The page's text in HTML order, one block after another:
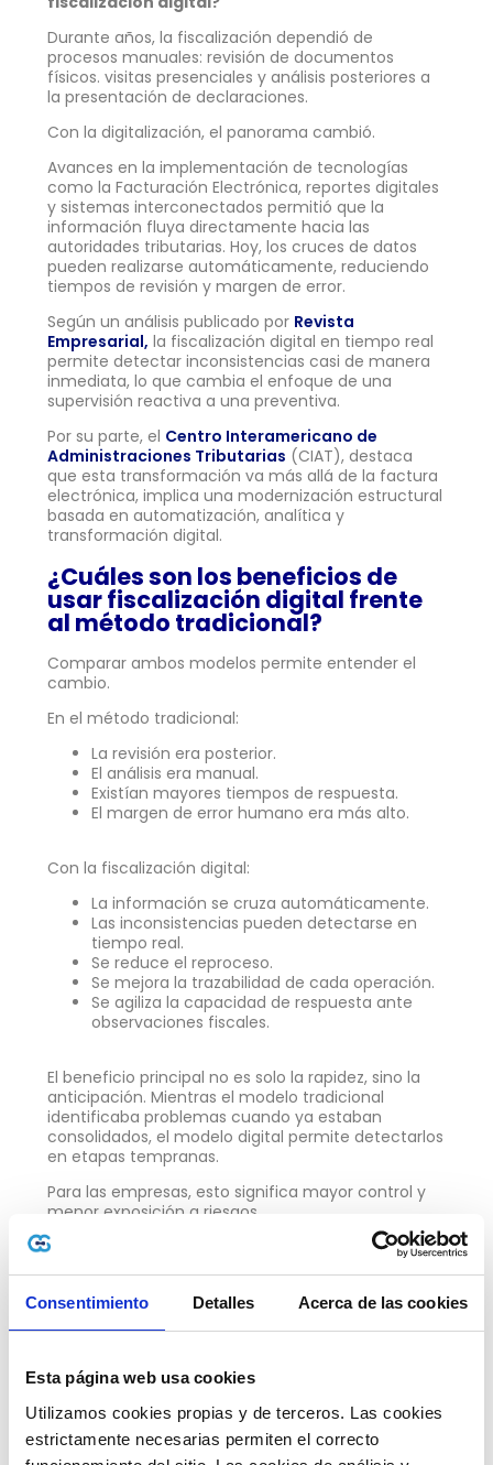
Consentimiento Detalles Acerca de las cookies
Esta página web usa cookies
Utilizamos cookies propias y de terceros. Las cookies
estrictamente necesarias permiten el correcto
Durante años, la fiscalización dependió de
procesos manuales: revisión de documentos
físicos. visitas presenciales y análisis posteriores a
la presentación de declaraciones.
Con la digitalización, el panorama cambió.
Avances en la implementación de tecnologías
como la Facturación Electrónica, reportes digitales
y sistemas interconectados permitió que la
información fluya directamente hacia las
autoridades tributarias. Hoy, los cruces de datos
pueden realizarse automáticamente, reduciendo
tiempos de revisión y margen de error.
Según un análisis publicado por Revista
Empresarial, la fiscalización digital en tiempo real
permite detectar inconsistencias casi de manera
inmediata, lo que cambia el enfoque de una
supervisión reactiva a una preventiva.
Por su parte, el Centro Interamericano de
Administraciones Tributarias (CIAT), destaca
que esta transformación va más allá de la factura
electrónica, implica una modernización estructural
basada en automatización, analítica y
transformación digital.
¿Cuáles son los beneficios de
usar fiscalización digital frente
al método tradicional?
Comparar ambos modelos permite entender el
cambio.
En el método tradicional:
La revisión era posterior.
El análisis era manual.
Existían mayores tiempos de respuesta.
El margen de error humano era más alto.
Con la fiscalización digital:
La información se cruza automáticamente.
Las inconsistencias pueden detectarse en
tiempo real.
Se reduce el reproceso.
Se mejora la trazabilidad de cada operación.
Se agiliza la capacidad de respuesta ante
observaciones fiscales.
El beneficio principal no es solo la rapidez, sino la
anticipación. Mientras el modelo tradicional
identificaba problemas cuando ya estaban
consolidados, el modelo digital permite detectarlos
en etapas tempranas.
Para las empresas, esto significa mayor control y
menor exposición a riesgos.
¿Qué desafíos implica la fiscalización digital
Aunque la fiscalización digital ofrece ventajas,
🗸 Información consistente y actualizada.
🗸 Integración adecuada entre sistemas.